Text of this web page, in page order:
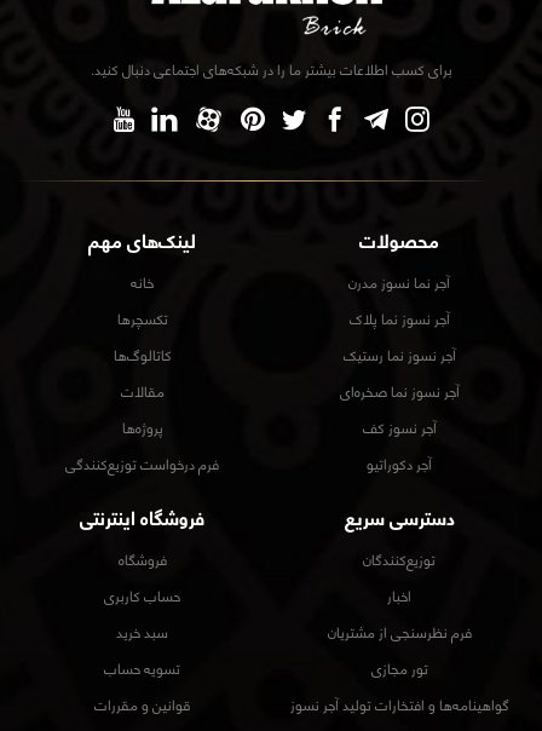
محصولات
آجر نما نسوز مدرن
آجر نسوز نما پلاک
آجر نسوز نما رستیک
آجر نسوز نما صخره‌ای
آجر نسوز کف
آجر دکوراتیو
لینک‌های مهم
خانه
تکسچرها
کاتالوگ‌ها
مقالات
پروژه‌ها
فرم درخواست توزیع‌کنندگی
برای کسب اطلاعات بیشتر ما را در شبکه‌های اجتماعی دنبال کنید.
دسترسی سریع
توزیع‌کنندگان
اخبار
فرم نظرسنجی از مشتریان
تور مجازی
گواهینامه‌ها و افتخارات تولید آجر نسوز
فروشگاه اینترنتی
فروشگاه
حساب کاربری
سبد خرید
تسویه حساب
قوانین و مقررات